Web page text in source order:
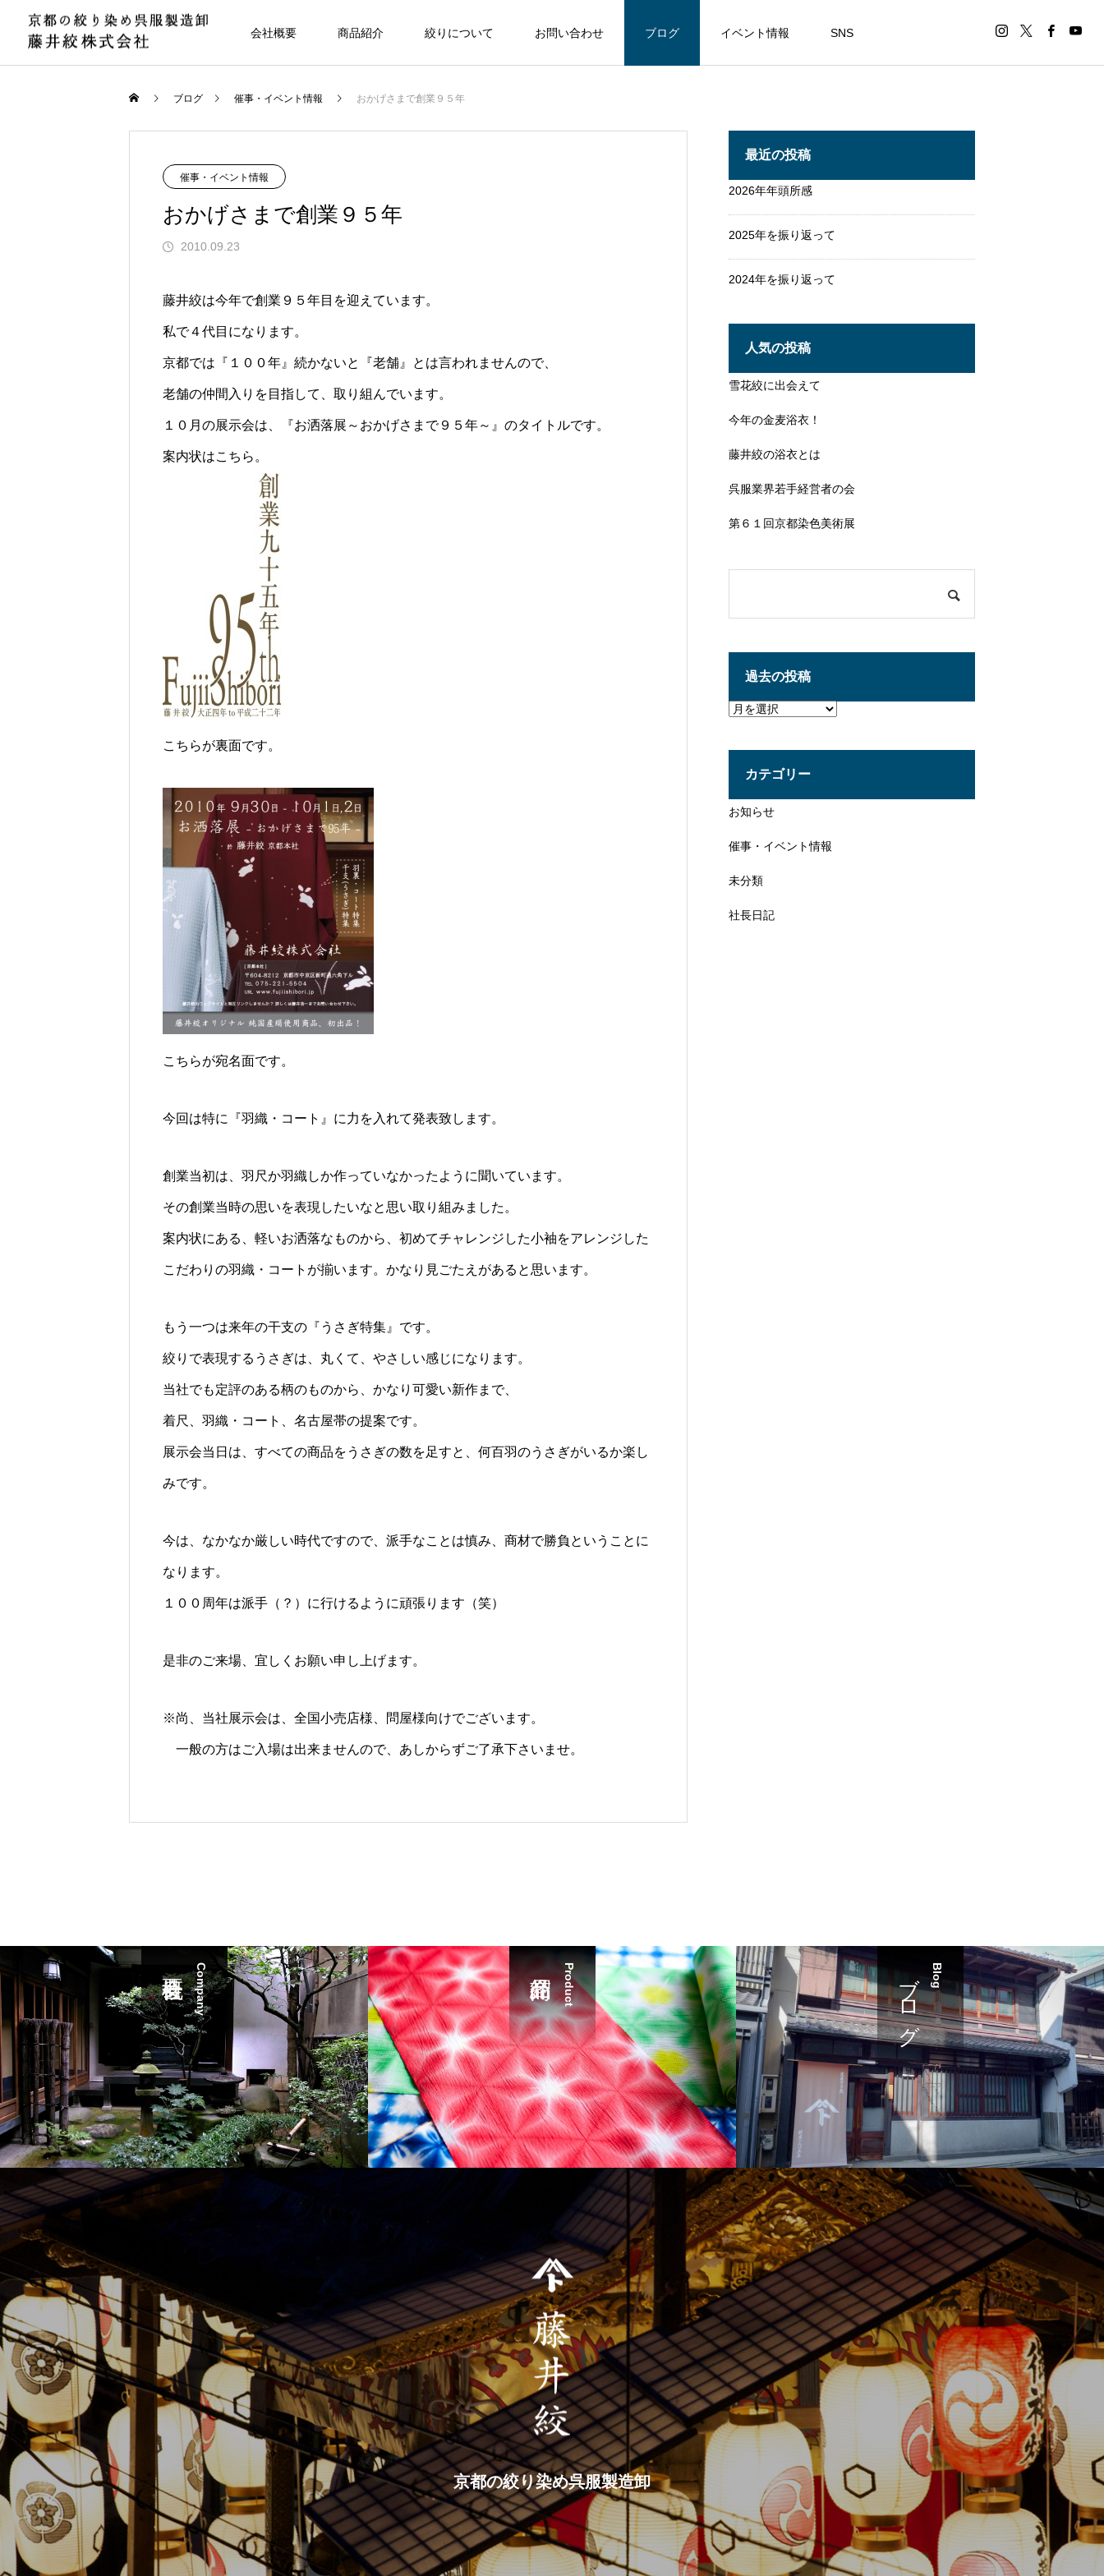
会社概要 商品紹介 絞りについて お問い合わせ ブログ イベント情報 SNS
ブログ 催事・イベント情報 おかげさまで創業９５年
催事・イベント情報
おかげさまで創業９５年
2010.09.23
藤井絞は今年で創業９５年目を迎えています。
私で４代目になります。
京都では『１００年』続かないと『老舗』とは言われませんので、
老舗の仲間入りを目指して、取り組んでいます。
１０月の展示会は、『お洒落展～おかげさまで９５年～』のタイトルです。
案内状はこちら。
こちらが裏面です。
こちらが宛名面です。
今回は特に『羽織・コート』に力を入れて発表致します。
創業当初は、羽尺か羽織しか作っていなかったように聞いています。
その創業当時の思いを表現したいなと思い取り組みました。
案内状にある、軽いお洒落なものから、初めてチャレンジした小袖をアレンジした
こだわりの羽織・コートが揃います。かなり見ごたえがあると思います。
もう一つは来年の干支の『うさぎ特集』です。
絞りで表現するうさぎは、丸くて、やさしい感じになります。
当社でも定評のある柄のものから、かなり可愛い新作まで、
着尺、羽織・コート、名古屋帯の提案です。
展示会当日は、すべての商品をうさぎの数を足すと、何百羽のうさぎがいるか楽し
みです。
今は、なかなか厳しい時代ですので、派手なことは慎み、商材で勝負ということに
なります。
１００周年は派手（？）に行けるように頑張ります（笑）
是非のご来場、宜しくお願い申し上げます。
※尚、当社展示会は、全国小売店様、問屋様向けでございます。
一般の方はご入場は出来ませんので、あしからずご了承下さいませ。
最近の投稿
2026年年頭所感
2025年を振り返って
2024年を振り返って
人気の投稿
雪花絞に出会えて
今年の金麦浴衣！
藤井絞の浴衣とは
呉服業界若手経営者の会
第６１回京都染色美術展
過去の投稿
過
去
稿
カテゴリー
お知らせ
催事・イベント情報
未分類
社長日記
Company Product Blog
ブログ
京都の絞り染め呉服製造卸